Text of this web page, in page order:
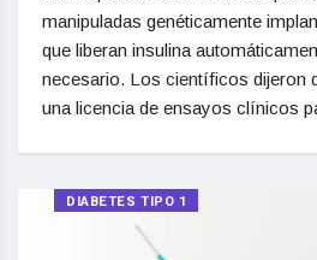
manipuladas genéticamente
que liberan insulina
necesario. Los científicos dijeron
una licencia de ensayos clínicos
DIABETES TIPO 1